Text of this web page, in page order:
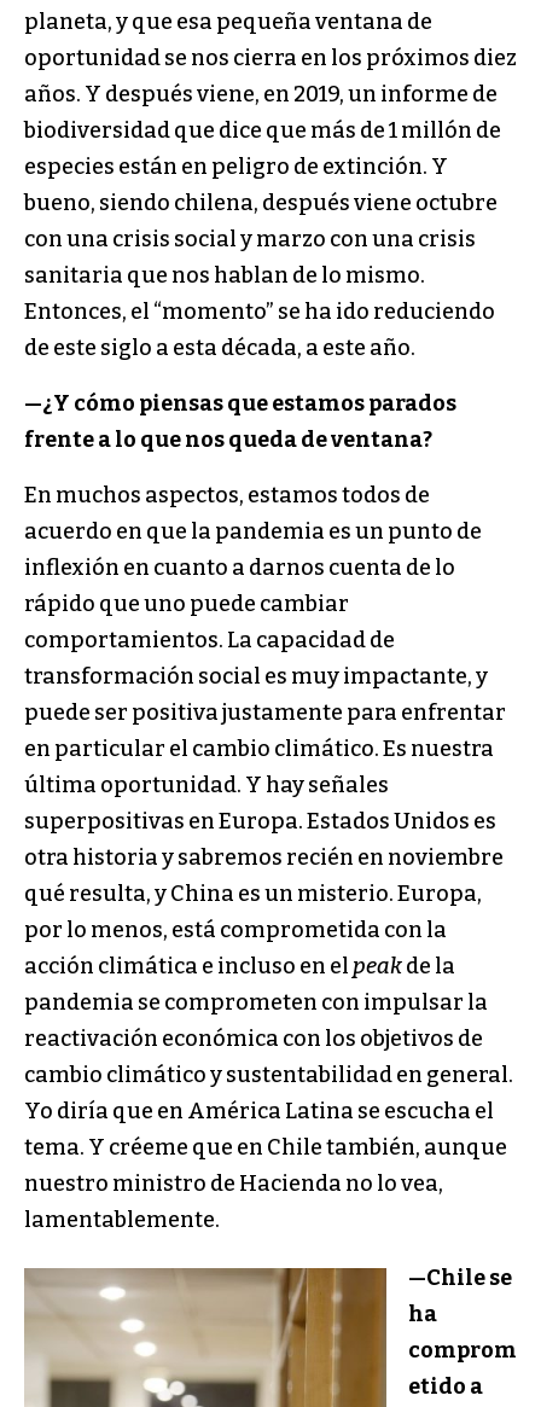
planeta, y que esa pequeña ventana de
oportunidad se nos cierra en los próximos diez
años. Y después viene, en 2019, un informe de
biodiversidad que dice que más de 1 millón de
especies están en peligro de extinción. Y
bueno, siendo chilena, después viene octubre
con una crisis social y marzo con una crisis
sanitaria que nos hablan de lo mismo.
Entonces, el “momento” se ha ido reduciendo
de este siglo a esta década, a este año.
—¿Y cómo piensas que estamos parados
frente a lo que nos queda de ventana?
En muchos aspectos, estamos todos de
acuerdo en que la pandemia es un punto de
inflexión en cuanto a darnos cuenta de lo
rápido que uno puede cambiar
comportamientos. La capacidad de
transformación social es muy impactante, y
puede ser positiva justamente para enfrentar
en particular el cambio climático. Es nuestra
última oportunidad. Y hay señales
superpositivas en Europa. Estados Unidos es
otra historia y sabremos recién en noviembre
qué resulta, y China es un misterio. Europa,
por lo menos, está comprometida con la
acción climática e incluso en el peakde la
pandemia se comprometen con impulsar la
reactivación económica con los objetivos de
cambio climático y sustentabilidad en general.
Yo diría que en América Latina se escucha el
tema. Y créeme que en Chile también, aunque
nuestro ministro de Hacienda no lo vea,
lamentablemente.
—Chile se
ha
comprom
etido a